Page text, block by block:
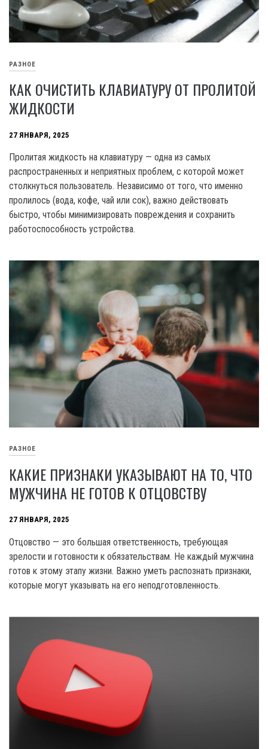
РАЗНОЕ
КАК ОЧИСТИТЬ КЛАВИАТУРУ ОТ ПРОЛИТОЙ
ЖИДКОСТИ
27 ЯНВАРЯ, 2025
Пролитая жидкость на клавиатуру — одна из самых
распространенных и неприятных проблем, с которой может
столкнуться пользователь. Независимо от того, что именно
пролилось (вода, кофе, чай или сок), важно действовать
быстро, чтобы минимизировать повреждения и сохранить
работоспособность устройства.
РАЗНОЕ
КАКИЕ ПРИЗНАКИ УКАЗЫВАЮТ НА ТО, ЧТО
МУЖЧИНА НЕ ГОТОВ К ОТЦОВСТВУ
27 ЯНВАРЯ, 2025
Отцовство — это большая ответственность, требующая
зрелости и готовности к обязательствам. Не каждый мужчина
готов к этому этапу жизни. Важно уметь распознать признаки,
которые могут указывать на его неподготовленность.